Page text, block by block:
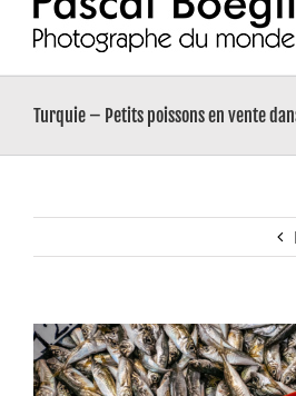
Turquie – Petits poissons en vente
View
Larger
Image